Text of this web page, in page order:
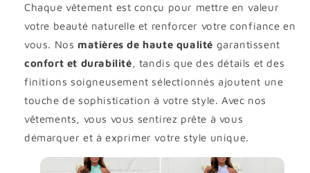
Chaque vêtement est conçu pour mettre en valeur
votre beauté naturelle et renforcer votre confiance en
vous. Nos matières de haute qualité garantissent
confort et durabilité, tandis que des détails et des
finitions soigneusement sélectionnés ajoutent une
touche de sophistication à votre style. Avec nos
vêtements, vous vous sentirez prête à vous
démarquer et à exprimer votre style unique.